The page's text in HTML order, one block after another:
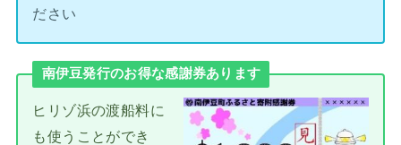
ださい
南伊豆発行のお得な感謝券あります
ヒリゾ浜の渡船料に
も使うことができ